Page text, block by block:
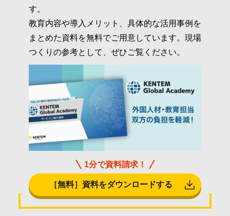
す。
教育内容や導入メリット、具体的な活用事例を
まとめた資料を無料でご用意しています。現場
つくりの参考として、ぜひご覧ください。
1分で資料請求！
［無料］資料をダウンロードする